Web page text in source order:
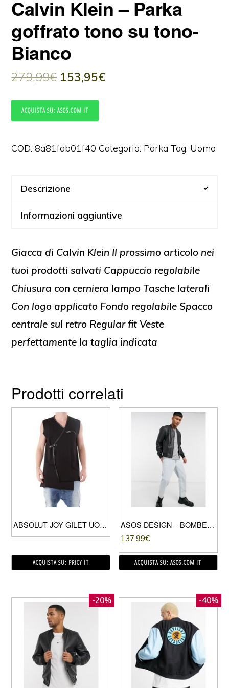
Calvin Klein – Parka
goffrato tono su tono-
Bianco
279,99€ 153,95€
ACQUISTA SU: ASOS.COM IT
COD: 8a81fab01f40 Categoria: Parka Tag: Uomo
Descrizione
Informazioni aggiuntive
Giacca di Calvin Klein Il prossimo articolo nei
tuoi prodotti salvati Cappuccio regolabile
Chiusura con cerniera lampo Tasche laterali
Con logo applicato Fondo regolabile Spacco
centrale sul retro Regular fit Veste
perfettamente la taglia indicata
Prodotti correlati
ABSOLUT JOY GILET UOMO NERO
ACQUISTA SU: PRICY IT
ASOS DESIGN – BOMBER IN PELLE NERA CON TASCA MA1-NERO
137,99€
ACQUISTA SU: ASOS.COM IT
-20% -40%